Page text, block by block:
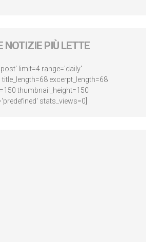
NOTIZIE PIÙ LETTE
limit=4 range='daily'
excerpt_length=68
thumbnail_height=150
stats_views=0]